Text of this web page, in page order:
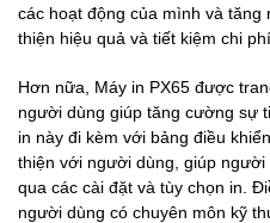
các hoạt động của mình và tăng
thiện hiệu quả và tiết kiệm chi
Hơn nữa, Máy in PX65 được
người dùng giúp tăng cường sự
in này đi kèm với bảng điều
thiện với người dùng, giúp
qua các cài đặt và tùy chọn in.
người dùng có chuyên môn kỹ